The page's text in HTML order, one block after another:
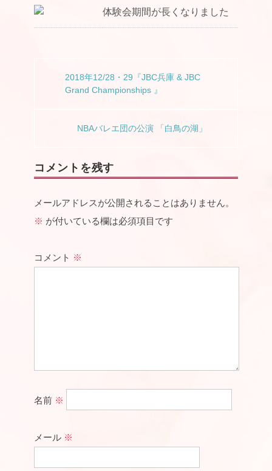
体験会期間が長くなりました
2018年12/28・29『JBC兵庫 & JBC
Grand Championships 』
NBAバレエ団の公演 「白鳥の湖」
コメントを残す
メールアドレスが公開されることはありません。
※ が付いている欄は必須項目です
コメント ※
名前 ※
メール ※